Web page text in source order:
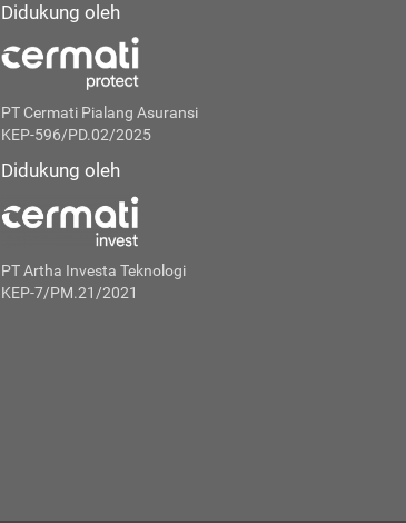
Didukung oleh
PT Cermati Pialang Asuransi
KEP-596/PD.02/2025
Didukung oleh
PT Artha Investa Teknologi
KEP-7/PM.21/2021